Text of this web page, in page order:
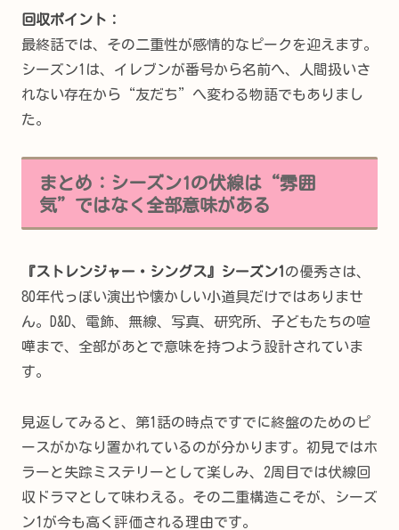
回収ポイント：
最終話では、その二重性が感情的なピークを迎えます。
シーズン1は、イレブンが番号から名前へ、人間扱いさ
れない存在から“友だち”へ変わる物語でもありまし
た。
まとめ：シーズン1の伏線は“雰囲
気”ではなく全部意味がある
『ストレンジャー・シングス』シーズン1 の優秀さは、
80年代っぽい演出や懐かしい小道具だけではありませ
ん。D&D、電飾、無線、写真、研究所、子どもたちの喧
嘩まで、全部があとで意味を持つよう設計されていま
す。
見返してみると、第1話の時点ですでに終盤のためのピ
ースがかなり置かれているのが分かります。初見ではホ
ラーと失踪ミステリーとして楽しみ、2周目では伏線回
収ドラマとして味わえる。その二重構造こそが、シーズ
ン1が今も高く評価される理由です。